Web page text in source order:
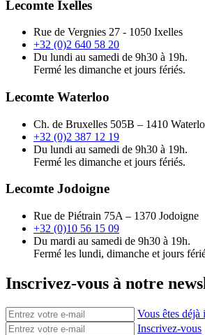
Lecomte Ixelles
Rue de Vergnies 27 - 1050 Ixelles
+32 (0)2 640 58 20
Du lundi au samedi de 9h30 à 19h.
Fermé les dimanche et jours fériés.
Lecomte Waterloo
Ch. de Bruxelles 505B – 1410
+32 (0)2 387 12 19
Du lundi au samedi de 9h30 à 19h.
Fermé les dimanche et jours fériés.
Lecomte Jodoigne
Rue de Piétrain 75A – 1370 Jodoigne
+32 (0)10 56 15 09
Du mardi au samedi de 9h30 à 19h.
Fermé les lundi, dimanche et jours
Inscrivez-vous à notre
Vous êtes
Inscrivez-vous